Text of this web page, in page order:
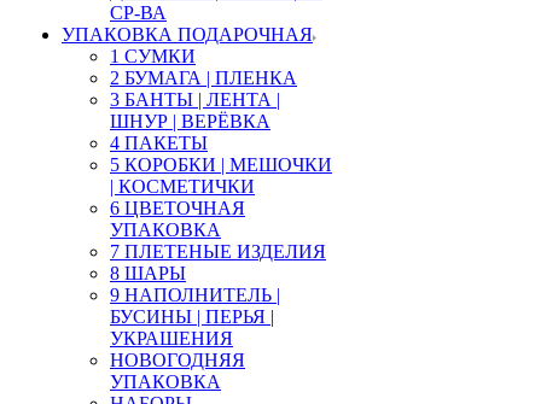
СР-ВА
УПАКОВКА ПОДАРОЧНАЯ
1 СУМКИ
2 БУМАГА | ПЛЕНКА
3 БАНТЫ | ЛЕНТА |
ШНУР | ВЕРЁВКА
4 ПАКЕТЫ
5 КОРОБКИ | МЕШОЧКИ
| КОСМЕТИЧКИ
6 ЦВЕТОЧНАЯ
УПАКОВКА
7 ПЛЕТЕНЫЕ ИЗДЕЛИЯ
8 ШАРЫ
9 НАПОЛНИТЕЛЬ |
БУСИНЫ | ПЕРЬЯ |
УКРАШЕНИЯ
НОВОГОДНЯЯ
УПАКОВКА